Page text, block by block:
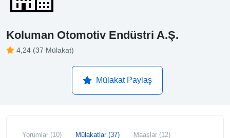
Koluman Otomotiv Endüstri A.Ş.
4,24 (37 Mülakat)
Mülakat Paylaş
Yorumlar (10) Mülakatlar (37) Maaşlar (12)